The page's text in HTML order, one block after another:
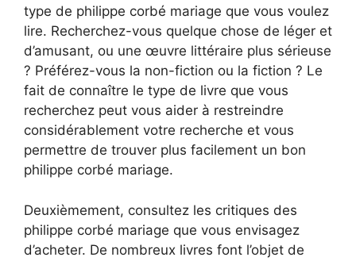
type de philippe corbé mariage que vous voulez
lire. Recherchez-vous quelque chose de léger et
d’amusant, ou une œuvre littéraire plus sérieuse
? Préférez-vous la non-fiction ou la fiction ? Le
fait de connaître le type de livre que vous
recherchez peut vous aider à restreindre
considérablement votre recherche et vous
permettre de trouver plus facilement un bon
philippe corbé mariage.
Deuxièmement, consultez les critiques des
philippe corbé mariage que vous envisagez
d’acheter. De nombreux livres font l’objet de